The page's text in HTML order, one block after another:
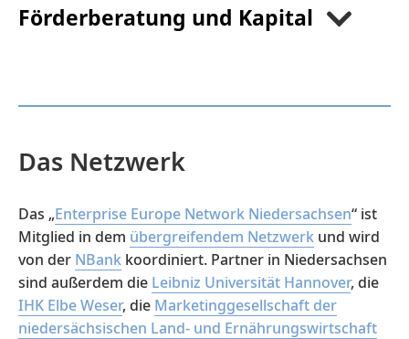
Technology & Business
Förderberatung und Kapital
Das Netzwerk
Das „Enterprise Europe Network Niedersachsen“ ist
Mitglied in dem übergreifendem Netzwerk und wird
von der NBank koordiniert. Partner in Niedersachsen
sind außerdem die Leibniz Universität Hannover, die
IHK Elbe Weser, die Marketinggesellschaft der
niedersächsischen Land- und Ernährungswirtschaft